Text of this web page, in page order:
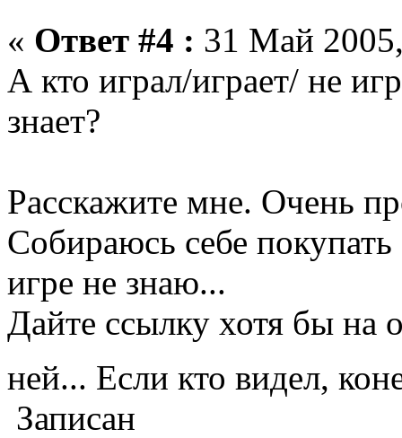
« Ответ #4 : 31 Май
А кто играл/играет/ не
знает?
Расскажите мне. Очень
Собираюсь себе
игре не знаю...
Дайте ссылку хотя бы
ней... Если кто видел,
Записан